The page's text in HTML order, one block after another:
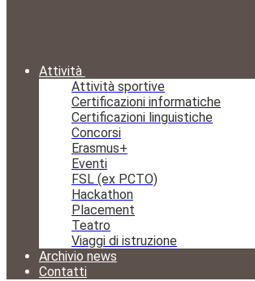
Attività
Attività sportive
Certificazioni informatiche
Certificazioni linguistiche
Concorsi
Erasmus+
Eventi
FSL (ex PCTO)
Hackathon
Placement
Teatro
Viaggi di istruzione
Archivio news
Contatti